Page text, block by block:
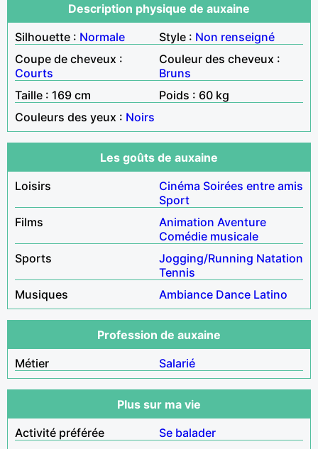
Description physique de auxaine
Silhouette : Normale Style : Non renseigné
Coupe de cheveux :
Courts
Couleur des cheveux :
Bruns
Taille : 169 cm
Poids : 60 kg
Couleurs des yeux : Noirs
Les goûts de auxaine
Loisirs
Cinéma Soirées entre amis
Sport
Films
Animation Aventure
Comédie musicale
Sports
Jogging/Running Natation
Tennis
Musiques
Ambiance Dance Latino
Profession de auxaine
Métier
Salarié
Plus sur ma vie
Activité préférée
Se balader